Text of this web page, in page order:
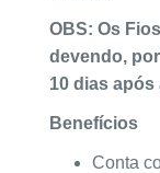
OBS: Os
devendo,
10 dias após
Benefícios
Conta